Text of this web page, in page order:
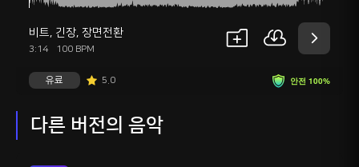
비트, 긴장, 장면전환
3:14 100 BPM
안전 100%
유료 5.0
다른 버전의 음악